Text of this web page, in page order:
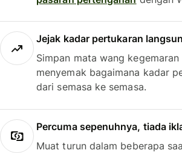
Jejak kadar pertukaran
Simpan mata wang
menyemak bagaimana kadar
dari semasa ke semasa.
Percuma sepenuhnya, tiada
Muat turun dalam beberapa